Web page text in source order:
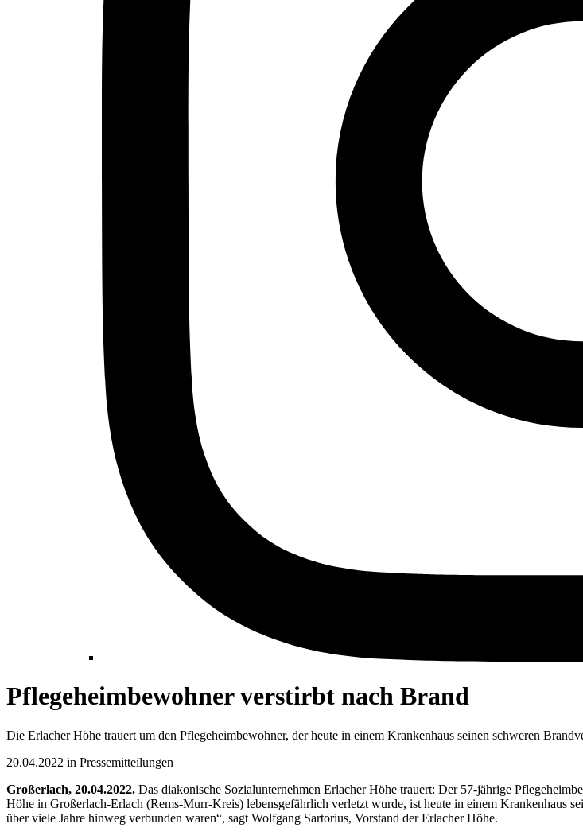
Pflegeheimbewohner verstirbt nach Brand
Die Erlacher Höhe trauert um den Pflegeheimbewohner, der heute in einem Krankenhaus seinen schweren
20.04.2022 in Pressemitteilungen
Großerlach, 20.04.2022. Das diakonische Sozialunternehmen Erlacher Höhe trauert: Der 57-jährige
Höhe in Großerlach-Erlach (Rems-Murr-Kreis) lebensgefährlich verletzt wurde, ist heute in einem Krankenhaus
über viele Jahre hinweg verbunden waren“, sagt Wolfgang Sartorius, Vorstand der Erlacher Höhe.